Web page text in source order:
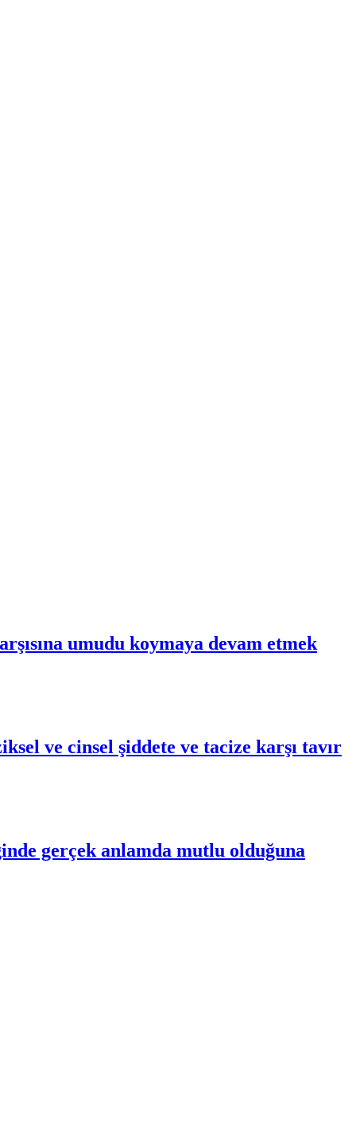
umudu koymaya devam etmek
ve cinsel şiddete ve tacize karşı tavır
gerçek anlamda mutlu olduğuna